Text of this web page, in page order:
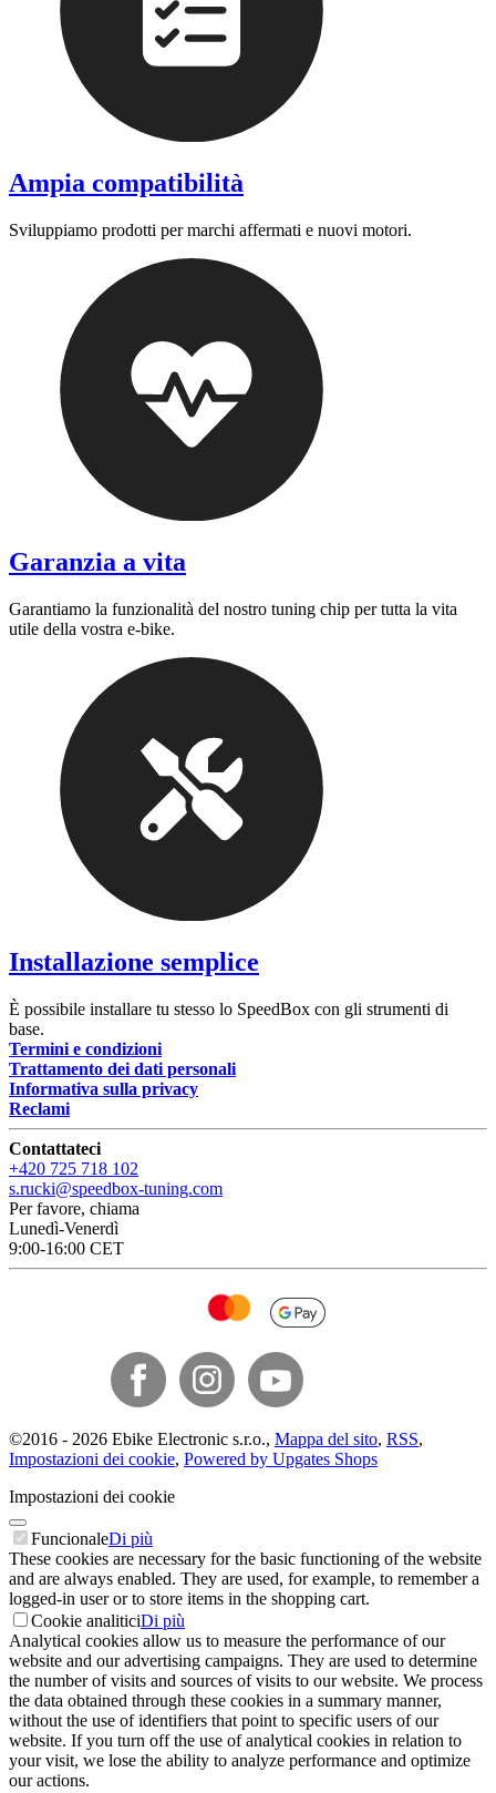
Ampia compatibilità
Sviluppiamo prodotti per marchi affermati e nuovi motori.
Garanzia a vita
Garantiamo la funzionalità del nostro tuning chip per tutta la vita
utile della vostra e-bike.
Installazione semplice
È possibile installare tu stesso lo SpeedBox con gli strumenti di
base.
Termini e condizioni
Trattamento dei dati personali
Informativa sulla privacy
Reclami
Contattateci
+420 725 718 102
s.rucki@speedbox-tuning.com
Per favore, chiama
Lunedì-Venerdì
9:00-16:00 CET
©2016 - 2026 Ebike Electronic s.r.o., Mappa del sito, RSS,
Impostazioni dei cookie, Powered by Upgates Shops
Impostazioni dei cookie
FuncionaleDi più
These cookies are necessary for the basic functioning of the website
and are always enabled. They are used, for example, to remember a
logged-in user or to store items in the shopping cart.
Cookie analiticiDi più
Analytical cookies allow us to measure the performance of our
website and our advertising campaigns. They are used to determine
the number of visits and sources of visits to our website. We process
the data obtained through these cookies in a summary manner,
without the use of identifiers that point to specific users of our
website. If you turn off the use of analytical cookies in relation to
your visit, we lose the ability to analyze performance and optimize
our actions.